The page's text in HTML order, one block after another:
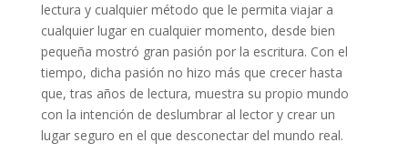
lectura y cualquier método que le permita viajar a
cualquier lugar en cualquier momento, desde bien
pequeña mostró gran pasión por la escritura. Con el
tiempo, dicha pasión no hizo más que crecer hasta
que, tras años de lectura, muestra su propio mundo
con la intención de deslumbrar al lector y crear un
lugar seguro en el que desconectar del mundo real.